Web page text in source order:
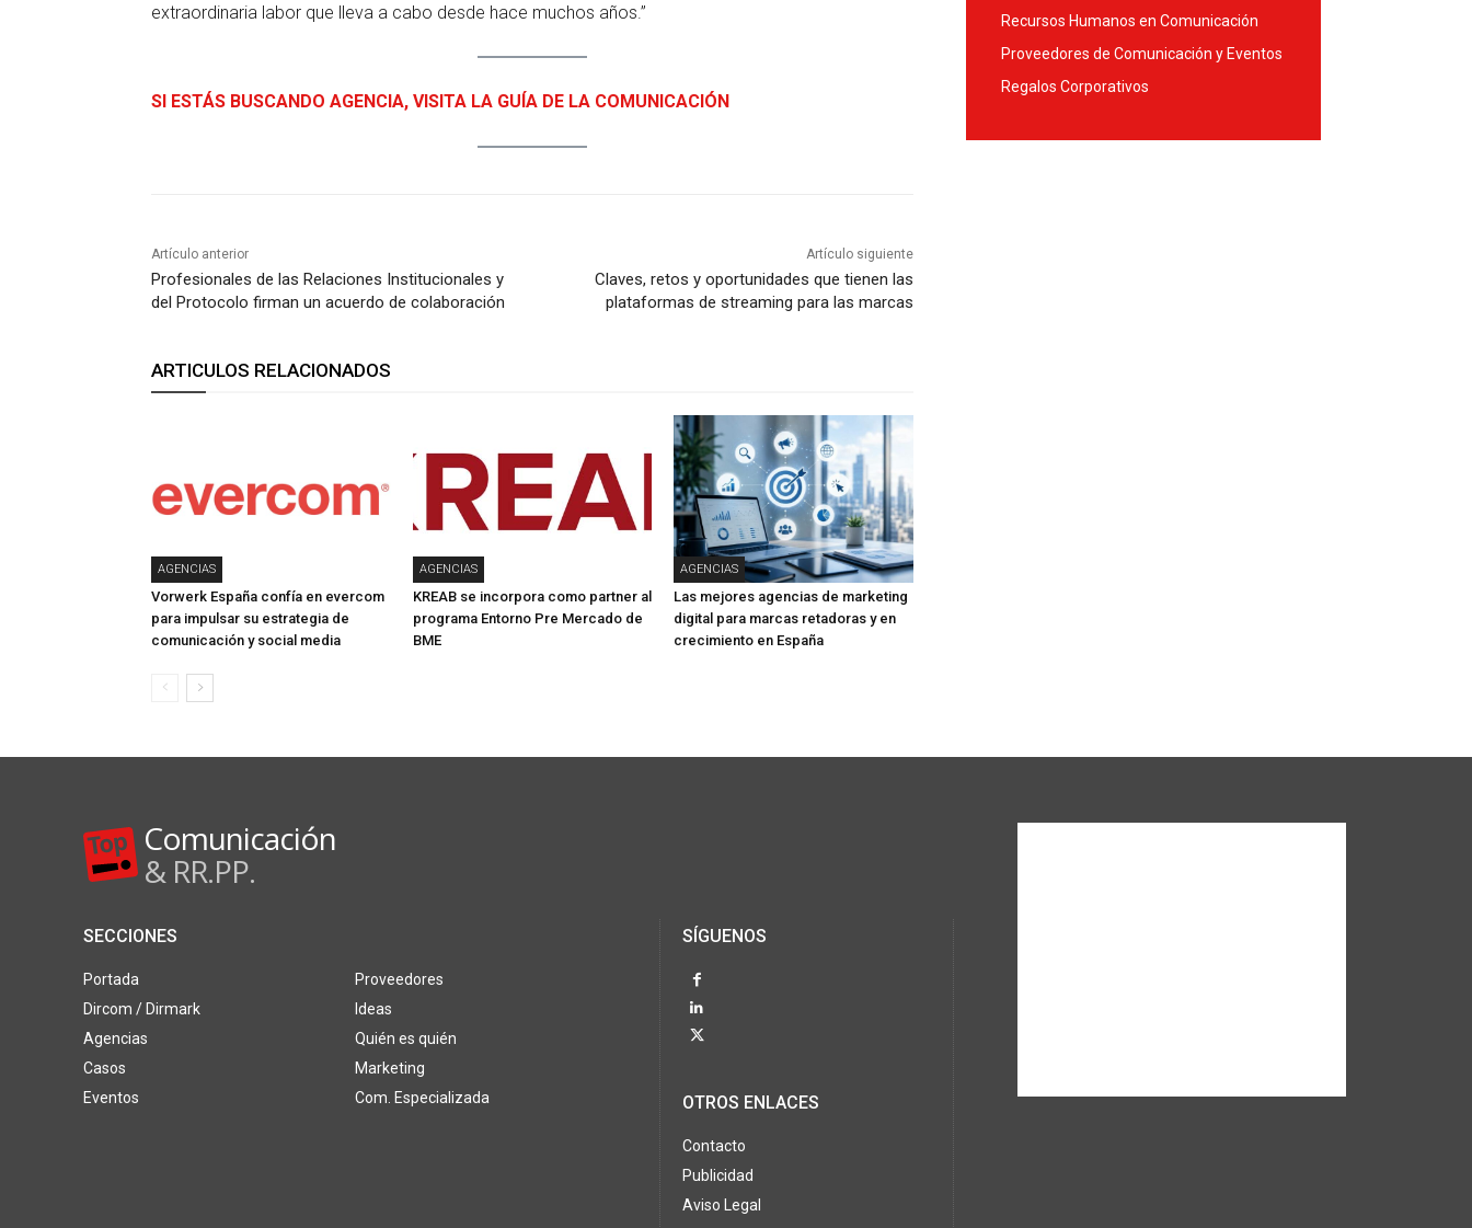
extraordinaria labor que lleva a cabo desde hace muchos años.”
SI ESTÁS BUSCANDO AGENCIA, VISITA LA GUÍA DE LA COMUNICACIÓN
Artículo anterior
Profesionales de las Relaciones Institucionales y
del Protocolo firman un acuerdo de colaboración
Artículo siguiente
Claves, retos y oportunidades que tienen las
plataformas de streaming para las marcas
ARTICULOS RELACIONADOS
AGENCIAS
Vorwerk España confía en evercom
para impulsar su estrategia de
comunicación y social media
AGENCIAS
KREAB se incorpora como partner al
programa Entorno Pre Mercado de
BME
AGENCIAS
Las mejores agencias de marketing
digital para marcas retadoras y en
crecimiento en España
Recursos Humanos en Comunicación
Proveedores de Comunicación y Eventos
Regalos Corporativos
Comunicación
& RR.PP.
SECCIONES
Portada
Dircom / Dirmark
Agencias
Casos
Eventos
Proveedores
Ideas
Quién es quién
Marketing
Com. Especializada
SÍGUENOS
OTROS ENLACES
Contacto
Publicidad
Aviso Legal